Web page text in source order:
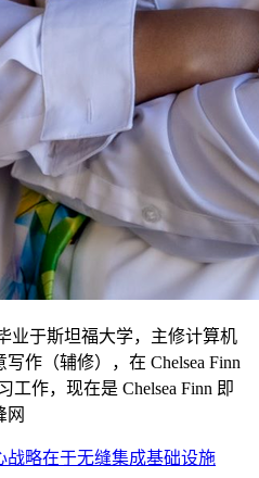
于斯坦福大学，主修计算机
作（辅修），在 Chelsea Finn
工作，现在是 Chelsea Finn 即
网
战略在于无缝集成基础设施